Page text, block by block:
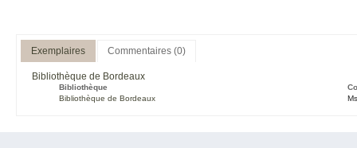
Exemplaires Commentaires (0)
Bibliothèque de Bordeaux
Bibliothèque
Bibliothèque de Bordeaux